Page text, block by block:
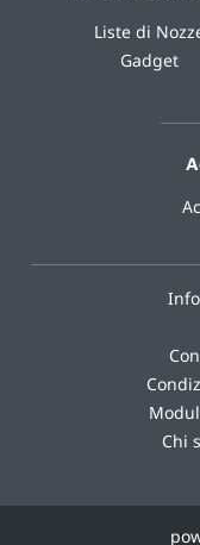
Liste di
Gadget
Chi